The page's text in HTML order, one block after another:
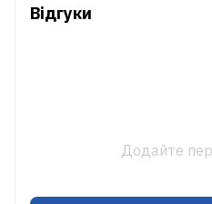
Відгуки
Додайте